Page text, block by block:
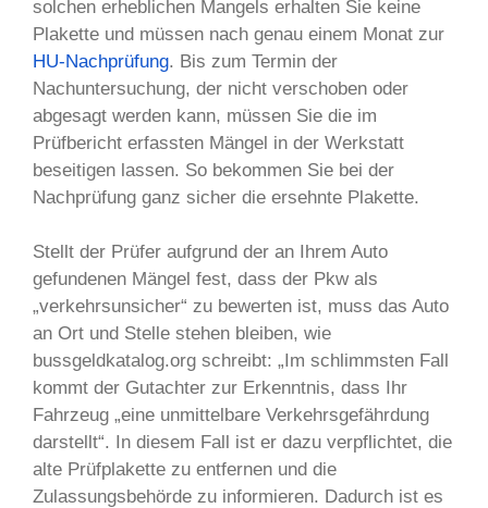
solchen erheblichen Mangels erhalten Sie keine
Plakette und müssen nach genau einem Monat zur
HU-Nachprüfung. Bis zum Termin der
Nachuntersuchung, der nicht verschoben oder
abgesagt werden kann, müssen Sie die im
Prüfbericht erfassten Mängel in der Werkstatt
beseitigen lassen. So bekommen Sie bei der
Nachprüfung ganz sicher die ersehnte Plakette.
Stellt der Prüfer aufgrund der an Ihrem Auto
gefundenen Mängel fest, dass der Pkw als
„verkehrsunsicher“ zu bewerten ist, muss das Auto
an Ort und Stelle stehen bleiben, wie
bussgeldkatalog.org schreibt: „Im schlimmsten Fall
kommt der Gutachter zur Erkenntnis, dass Ihr
Fahrzeug „eine unmittelbare Verkehrsgefährdung
darstellt“. In diesem Fall ist er dazu verpflichtet, die
alte Prüfplakette zu entfernen und die
Zulassungsbehörde zu informieren. Dadurch ist es